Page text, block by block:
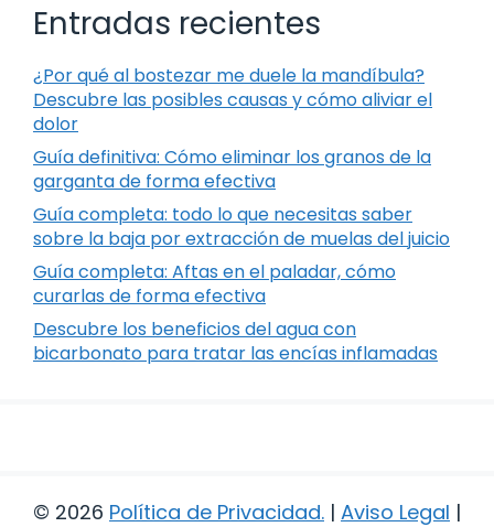
Entradas recientes
¿Por qué al bostezar me duele la mandíbula?
Descubre las posibles causas y cómo aliviar el
dolor
Guía definitiva: Cómo eliminar los granos de la
garganta de forma efectiva
Guía completa: todo lo que necesitas saber
sobre la baja por extracción de muelas del juicio
Guía completa: Aftas en el paladar, cómo
curarlas de forma efectiva
Descubre los beneficios del agua con
bicarbonato para tratar las encías inflamadas
© 2026 Política de Privacidad. | Aviso Legal |